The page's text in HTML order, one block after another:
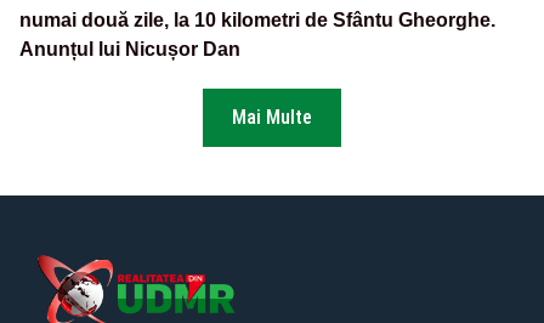
numai două zile, la 10 kilometri de Sfântu Gheorghe.
Anunțul lui Nicușor Dan
Mai Multe